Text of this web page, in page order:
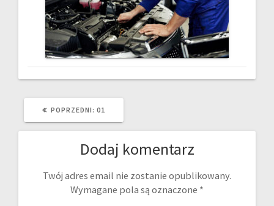
POPRZEDNI: POPRZEDNI
01
Dodaj komentarz
Twój adres email nie zostanie opublikowany.
Wymagane pola są oznaczone *